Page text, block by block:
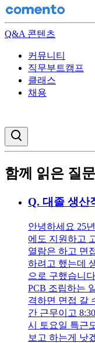
Q&A 콘텐츠
커뮤니티
직무부트캠프
클래스
채용
함께 읽은 질문
Q. 대졸 생산
안녕하세요 25
에도 지원하고
열람은 하고 면
하려고 했는데
으로 구했습니
PCB 조립하는
격하면 면접 갈
간 근무이고
시 토요일 특근
보고 하는게 낫